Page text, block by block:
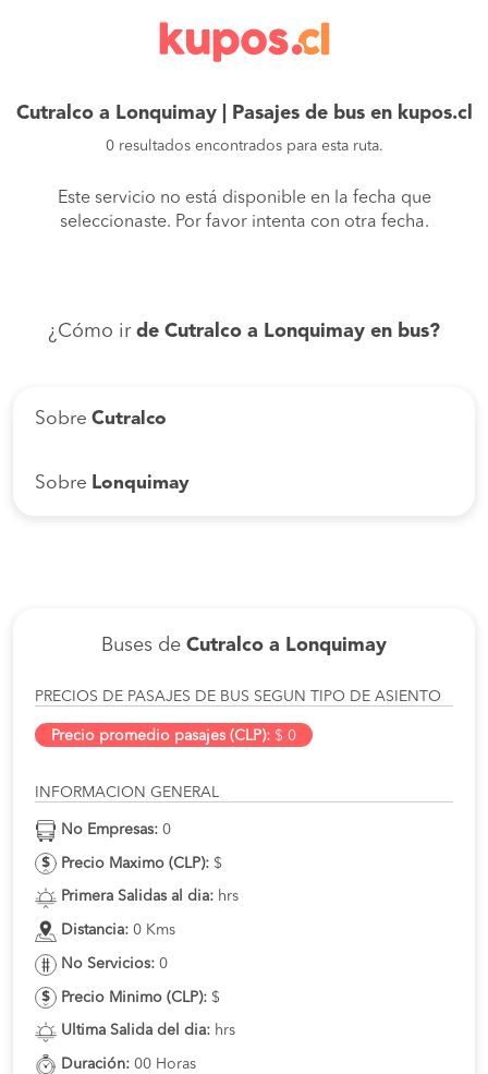
Cutralco a Lonquimay | Pasajes de bus en kupos.cl
0 resultados encontrados para esta ruta.
Este servicio no está disponible en la fecha que
seleccionaste. Por favor intenta con otra fecha.
¿Cómo ir de Cutralco a Lonquimay en bus?
Sobre Cutralco
Sobre Lonquimay
Buses de Cutralco a Lonquimay
PRECIOS DE PASAJES DE BUS SEGUN TIPO DE ASIENTO
Precio promedio pasajes (CLP): $ 0
INFORMACION GENERAL
No Empresas: 0
Precio Maximo (CLP): $
Primera Salidas al dia: hrs
Distancia: 0 Kms
No Servicios: 0
Precio Minimo (CLP): $
Ultima Salida del dia: hrs
Duración: 00 Horas